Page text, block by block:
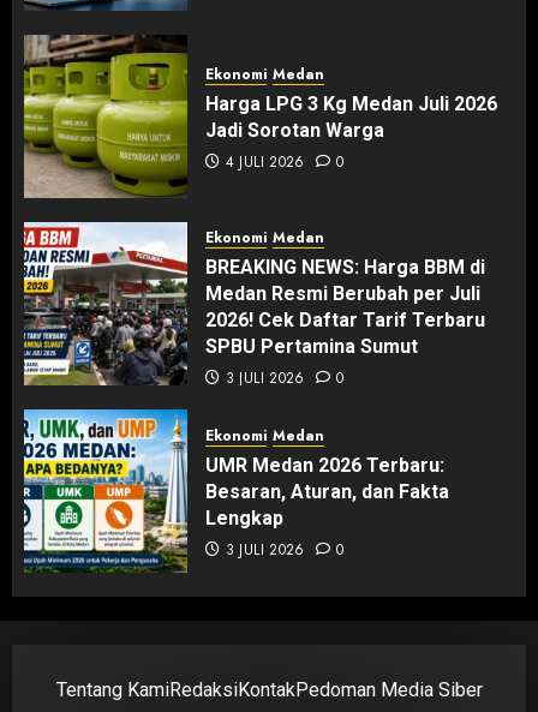
Ekonomi Medan
Harga LPG 3 Kg Medan Juli 2026
Jadi Sorotan Warga
4 JULI 2026 0
Ekonomi Medan
BREAKING NEWS: Harga BBM di
Medan Resmi Berubah per Juli
2026! Cek Daftar Tarif Terbaru
SPBU Pertamina Sumut
3 JULI 2026 0
Ekonomi Medan
UMR Medan 2026 Terbaru:
Besaran, Aturan, dan Fakta
Lengkap
3 JULI 2026 0
Tentang KamiRedaksiKontakPedoman Media Siber